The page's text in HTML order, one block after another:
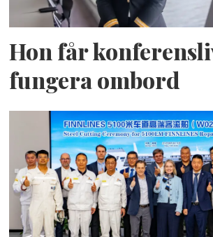
Hon får
fungera ombord